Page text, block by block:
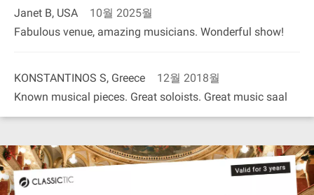
Janet B, USA
10월 2025월
Fabulous venue, amazing musicians. Wonderful show!
KONSTANTINOS S, Greece
12월 2018월
Known musical pieces. Great soloists. Great music saal